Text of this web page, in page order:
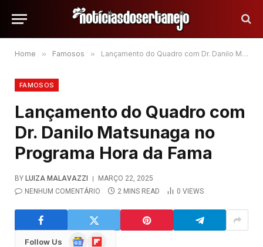
Home » Famosos » Lançamento do Quadro com Dr. Danilo Matsunaga no Programa Hora da Fama
FAMOSOS
Lançamento do Quadro com
Dr. Danilo Matsunaga no
Programa Hora da Fama
BY LUIZA MALAVAZZI
MARÇO 22, 2025
NENHUM COMENTÁRIO
2 MINS READ 0 VIEWS
Follow Us
GoogleFlipboard